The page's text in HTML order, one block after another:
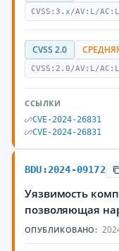
CVSS:3.x/AV:L/
CVSS 2.0
CVSS:2.0/AV:L/
ССЫЛКИ
CVE-2024-26831
CVE-2024-26831
BDU:2024-09172
Уязвимость
позволяющая
ОПУБЛИКОВАНО: